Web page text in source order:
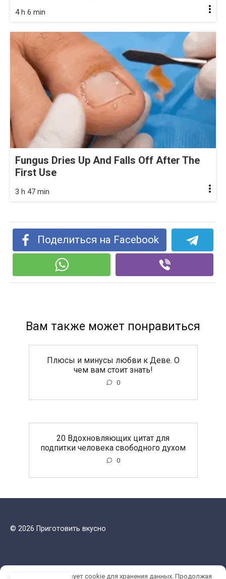
4 h 6 min
Fungus Dries Up And Falls Off After The
First Use
3 h 47 min
Поделиться на Facebook
Вам также может понравиться
Плюсы и минусы любви к Деве. О
чем вам стоит знать!
0
20 Вдохновляющих цитат для
подпитки человека свободного духом
0
© 2026 Приготовить вкусно
Этот сайт использует cookie для хранения данных. Продолжая